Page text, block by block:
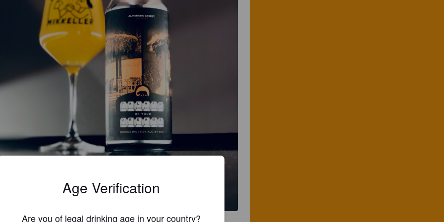
Age Verification
Are you of legal drinking age in your country?